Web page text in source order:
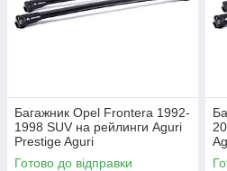
Багажник Opel Frontera 1992-
1998 SUV на рейлинги Aguri
Prestige Aguri
Готово до відправки